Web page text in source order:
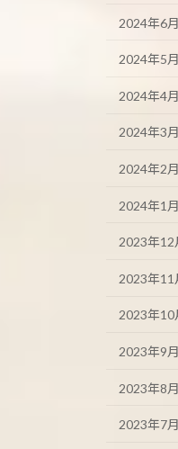
2024年6月
2024年5月
2024年4月
2024年3月
2024年2月
2024年1月
2023年12
2023年11
2023年10
2023年9月
2023年8月
2023年7月